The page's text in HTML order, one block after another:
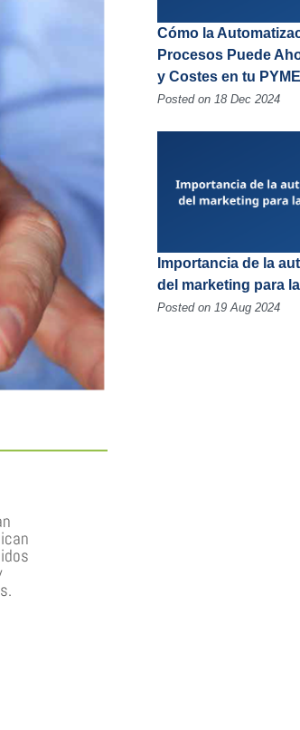
Cómo la
Procesos Puede
y Costes en tu PYME
Posted on 18 Dec 2024
Importancia de la
del marketing para
Posted on 19 Aug 2024